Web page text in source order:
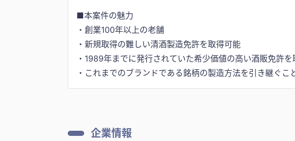
■本案件の魅力
・創業100年以上の老舗
・新規取得の難しい清酒製造免許を取得可能
・1989年までに発行されていた希少価値の高い酒販免許
・これまでのブランドである銘柄の製造方法を引き継ぐこ
企業情報